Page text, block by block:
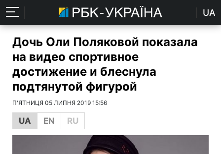
UA
Дочь Оли Поляковой показала
на видео спортивное
достижение и блеснула
подтянутой фигурой
П'ЯТНИЦЯ 05 ЛИПНЯ 2019 15:56
UA EN RU